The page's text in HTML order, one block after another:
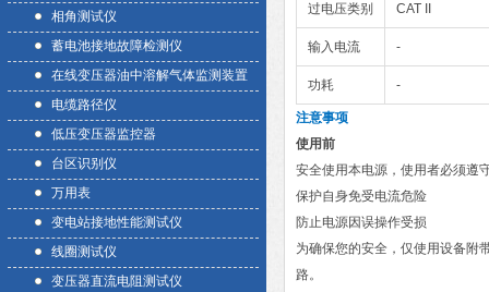
相角测试仪
蓄电池接地故障检测仪
在线变压器油中溶解气体监测装置
电缆路径仪
低压变压器监控器
台区识别仪
万用表
变电站接地性能测试仪
线圈测试仪
变压器直流电阻测试仪
过电压类别 CAT II
输入电流 -
功耗 -
注意事项
使用前
安全使用本电源，使用者必须遵
保护自身免受电流危险
防止电源因误操作受损
为确保您的安全，仅使用设备附
路。